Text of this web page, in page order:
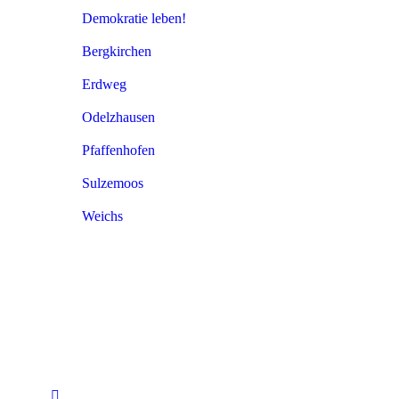
Demokratie leben!
Bergkirchen
Erdweg
Odelzhausen
Pfaffenhofen
Sulzemoos
Weichs